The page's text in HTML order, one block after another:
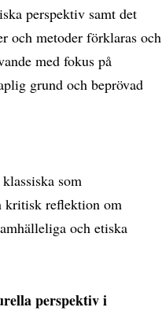
perspektiv samt det
och metoder förklaras och
med fokus på
grund och beprövad
som
kritisk reflektion om
och etiska
perspektiv i